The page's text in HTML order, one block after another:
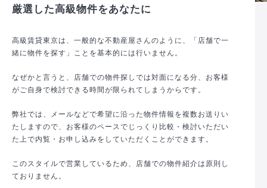
厳選した高級物件をあなたに
高級賃貸東京は、一般的な不動産屋さんのように、「店舗で一
緒に物件を探す」ことを基本的には行いません。
なぜかと言うと、店舗での物件探しでは対面になる分、お客様
がご自身で検討できる時間が限られてしまうからです。
弊社では、メールなどで希望に沿った物件情報を複数お送りい
たしますので、お客様のペースでじっくり比較・検討いただい
た上で内覧・お申し込みをしていただくことができます。
このスタイルで営業しているため、店舗での物件紹介は原則し
ておりません。